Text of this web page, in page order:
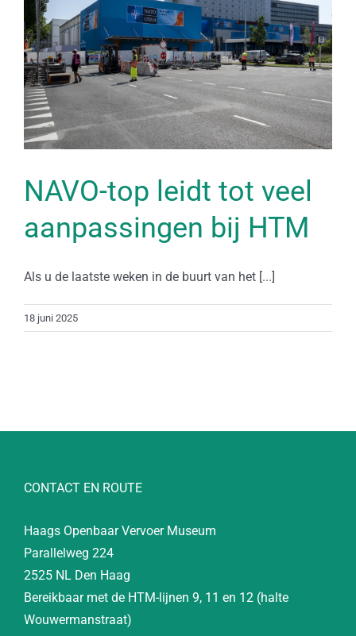
NAVO-top leidt tot veel
aanpassingen bij HTM
Als u de laatste weken in de buurt van het [...]
18 juni 2025
CONTACT EN ROUTE
Haags Openbaar Vervoer Museum
Parallelweg 224
2525 NL Den Haag
Bereikbaar met de HTM-lijnen 9, 11 en 12 (halte
Wouwermanstraat)